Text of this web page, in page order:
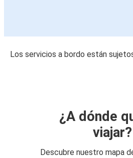
Los servicios a bordo están
¿A dónde
viajar?
Descubre nuestro mapa